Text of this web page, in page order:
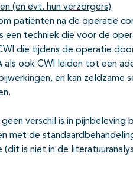
(en evt. hun verzorgers)
patiënten na de operatie
een techniek die voor de
die tijdens de operatie
ook CWI leiden tot een
en kan zeldzame
verschil is in pijnbeleving
met de
(dit is niet in de